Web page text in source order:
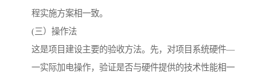
程实施方案相一致。
(三）操作法
这是项目建设主要的验收方法。先，对项目系统硬件—
一实际加电操作，验证是否与硬件提供的技术性能相一